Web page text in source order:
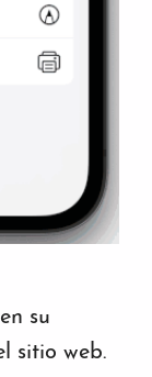
su
sitio web.